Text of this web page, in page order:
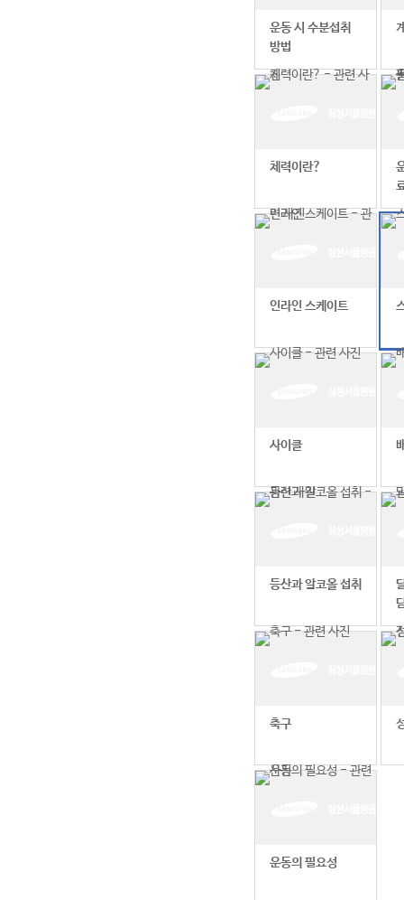
운동 시 수분섭취
방법
체력이란?
인라인 스케이트
사이클
등산과 알코올 섭취
축구
운동의 필요성